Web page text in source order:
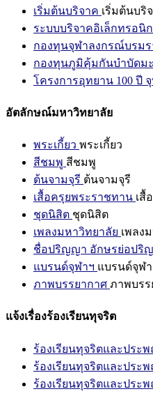
เริ่มต้นบริจาค เริ่มต้นบริ
ระบบบริจาคอิเล็กทรอนิ
กองทุนจุฬาลงกรณ์บรม
กองทุนภูมิคุ้มกันบำบัดมะ
โครงการอุทยาน 100 ปี
อัตลักษณ์มหาวิทยาลัย
พระเกี้ยว พระเกี้ยว
สีชมพู สีชมพู
ต้นจามจุรี ต้นจามจุรี
เสื้อครุยพระราชทาน เสื้
ชุดนิสิต ชุดนิสิต
เพลงมหาวิทยาลัย เพลง
ชื่อปริญญา อักษรย่อปริ
แบรนด์จุฬาฯ แบรนด์จุฬ
ภาพบรรยากาศ ภาพบรร
แจ้งเรื่องร้องเรียนทุจริต
ร้องเรียนทุจริตและประ
ร้องเรียนทุจริตและประ
ร้องเรียนทุจริตและประ